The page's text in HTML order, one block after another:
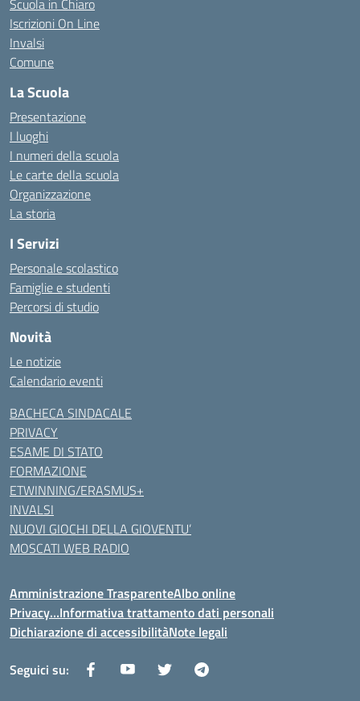
Scuola in Chiaro
Iscrizioni On Line
Invalsi
Comune
La Scuola
Presentazione
I luoghi
I numeri della scuola
Le carte della scuola
Organizzazione
La storia
I Servizi
Personale scolastico
Famiglie e studenti
Percorsi di studio
Novità
Le notizie
Calendario eventi
BACHECA SINDACALE
PRIVACY
ESAME DI STATO
FORMAZIONE
ETWINNING/ERASMUS+
INVALSI
NUOVI GIOCHI DELLA GIOVENTU’
MOSCATI WEB RADIO
Amministrazione TrasparenteAlbo online
Privacy…Informativa trattamento dati personali
Dichiarazione di accessibilitàNote legali
Seguici su: